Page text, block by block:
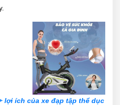
lợi ích của xe đạp tập thể dục